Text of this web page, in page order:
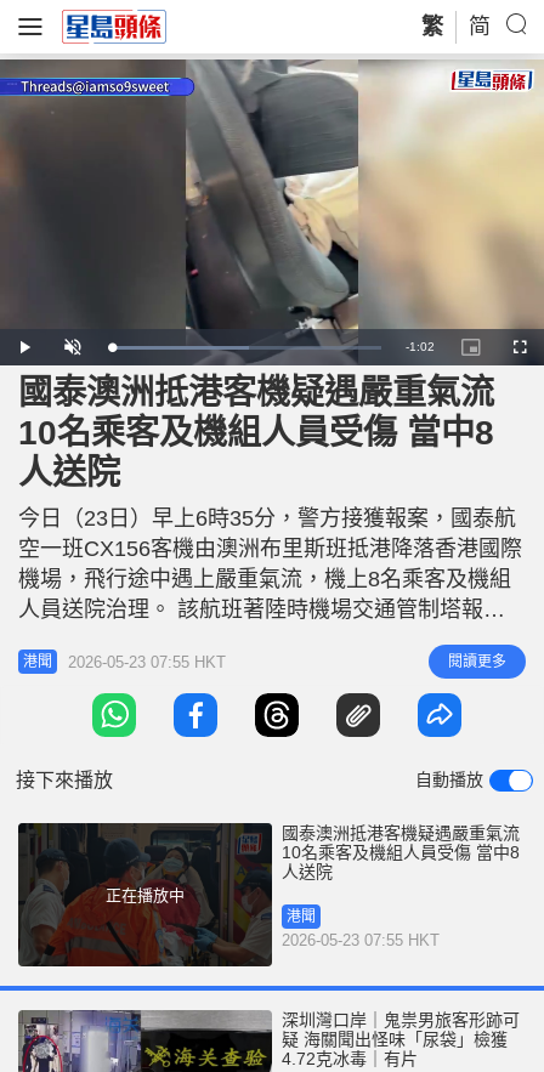
繁 简
P
l
a
y
U
n
m
u
t
e
L
o
a
d
e
d
:
5
1
R
e
m
n
n
-1:02
P
i
c
t
u
e
-
c
t
u
r
e
F
u
國泰澳洲抵港客機疑遇嚴重氣流
10名乘客及機組人員受傷 當中8
人送院
今日（23日）早上6時35分，警方接獲報案，國泰航
空一班CX156客機由澳洲布里斯班抵港降落香港國際
機場，飛行途中遇上嚴重氣流，機上8名乘客及機組
人員送院治理。 該航班著陸時機場交通管制塔報告
CX156航班遇上氣流，造成八名乘客及機組人員受
傷。機場中央控制中心已通知救護到場。 該航班於6
時35分安全著陸，6時39分，救護車到達現場，救護
員在機上為傷者提供初步救治，其後警方到機上調
港聞 2026-05-23 07:55 HKT 閱讀更多
接下來播放 自動播放
正在播放中
國泰澳洲抵港客機疑遇嚴重氣流
10名乘客及機組人員受傷 當中8
人送院
港聞
2026-05-23 07:55 HKT
深圳灣口岸｜鬼祟男旅客形跡可
疑 海關聞出怪味「尿袋」檢獲
4.72克冰毒｜有片